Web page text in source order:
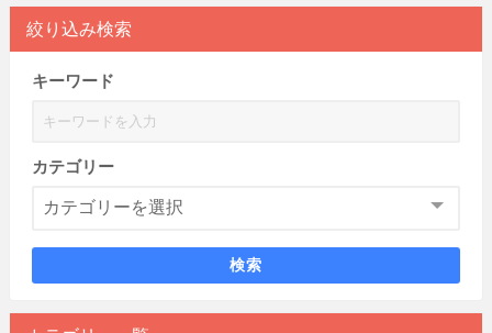
絞り込み検索
キーワード
カテゴリー
検索